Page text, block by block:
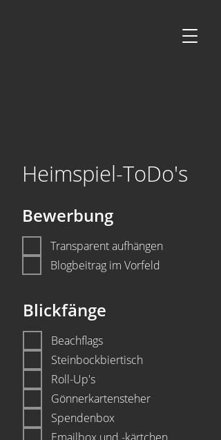
Heimspiel-ToDo's
Bewerbung
Transparent aufhängen
Blogbeitrag im Vorfeld
Blickfänge
Beachflags
Steinbockbiertisch
Roll-Up's
Gönnerkartensteher
Spendenbox